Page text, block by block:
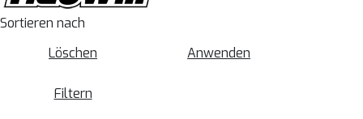
Sortieren nach
Löschen
Anwenden
Filtern